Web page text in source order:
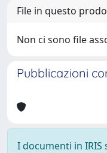
File in questo
Non ci sono file
Pubblicazioni
I documenti in